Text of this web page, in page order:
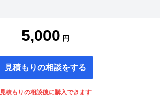
5,000 円
見積もりの相談をする
見積もりの相談後に購入できます